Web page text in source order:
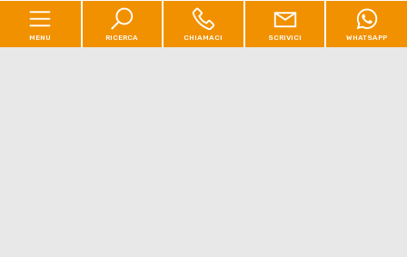
Sitemap
MENU RICERCA CHIAMACI SCRIVICI WHATSAPP